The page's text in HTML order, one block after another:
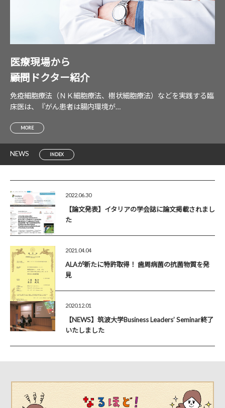
医療現場から
――顧問ドクター紹介
免疫細胞療法（ＮＫ細胞療法、樹状細胞療法）などを実践する臨
床医は、『がん患者は腸内環境が…
MORE
NEWS INDEX
2022.06.30
【論文発表】イタリアの学会誌に論文掲載されまし
た
2021.04.04
ALAが新たに特許取得！ 歯周病菌の抗菌物質を発
見
2020.12.01
【NEWS】筑波大学Business Leaders’ Seminar終了
いたしました